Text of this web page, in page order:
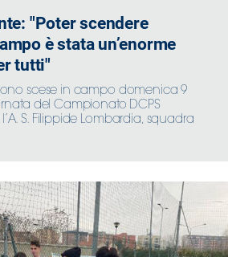
"Poter scendere
è stata un’enorme
tutti"
scese in campo domenica 9
del Campionato DCPS
S. Filippide Lombardia, squadra